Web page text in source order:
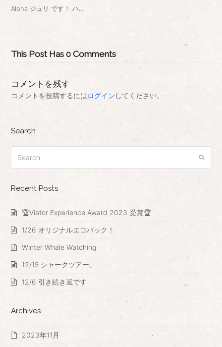
Aloha ジュリ です！ ハ…
This Post Has 0 Comments
コメントを残す
コメントを投稿するにはログイン してください。
Search
Recent Posts
🏆Viator Experience Award 2023 受賞🏆
1/26 オリジナルエコバック！
Winter Whale Watching
12/15 シャークツアー。
12/6 引き続き嵐です
Archives
2023年11月